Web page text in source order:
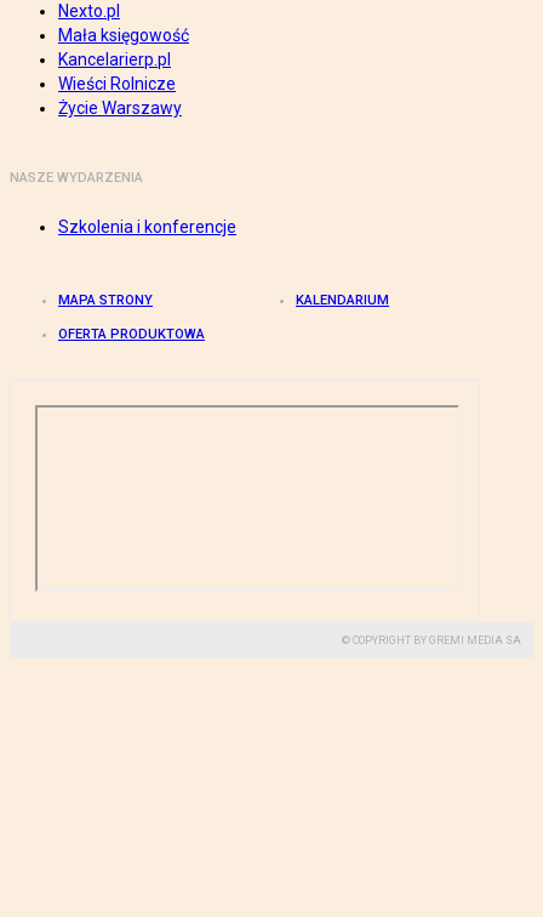
Nexto.pl
Mała księgowość
Kancelarierp.pl
Wieści Rolnicze
Życie Warszawy
NASZE WYDARZENIA
Szkolenia i konferencje
MAPA STRONY KALENDARIUM
OFERTA PRODUKTOWA
© COPYRIGHT BY GREMI MEDIA SA